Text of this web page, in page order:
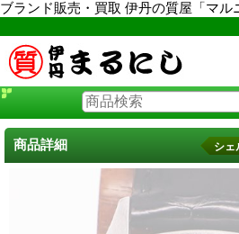
ブランド販売・買取 伊丹の質屋「マル
商品詳細 シ